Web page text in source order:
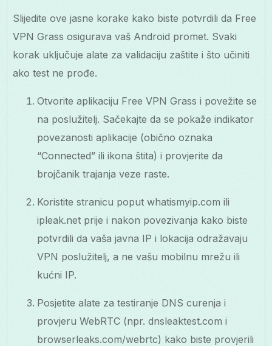
Slijedite ove jasne korake kako biste potvrdili da Free
VPN Grass osigurava vaš Android promet. Svaki
korak uključuje alate za validaciju zaštite i što učiniti
ako test ne prođe.
Otvorite aplikaciju Free VPN Grass i povežite se
na poslužitelj. Sačekajte da se pokaže indikator
povezanosti aplikacije (obično oznaka
“Connected” ili ikona štita) i provjerite da
brojčanik trajanja veze raste.
Koristite stranicu poput whatismyip.com ili
ipleak.net prije i nakon povezivanja kako biste
potvrdili da vaša javna IP i lokacija odražavaju
VPN poslužitelj, a ne vašu mobilnu mrežu ili
kućni IP.
Posjetite alate za testiranje DNS curenja i
provjeru WebRTC (npr. dnsleaktest.com i
browserleaks.com/webrtc) kako biste provjerili